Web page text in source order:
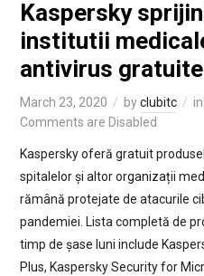
Kaspersky
institutii
antivirus
March 23, 2020 byclubitc in
Comments are Disabled
Kaspersky oferă gratuit
spitalelor și altor organizații
rămână protejate de atacurile
pandemiei. Lista completă de
timp de șase luni include
Plus, Kaspersky Security for